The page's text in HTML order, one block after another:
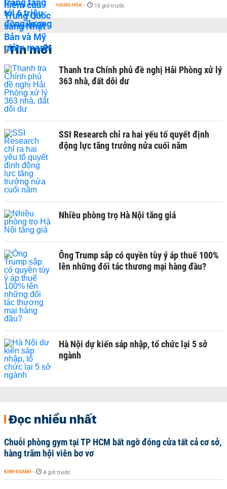
HÀNG HÓA - 15 giờ trước
Tin mới
Thanh tra Chính phủ đề nghị Hải Phòng xử lý
363 nhà, đất dôi dư
SSI Research chỉ ra hai yếu tố quyết định
động lực tăng trưởng nửa cuối năm
Nhiều phòng trọ Hà Nội tăng giá
Ông Trump sắp có quyền tùy ý áp thuế 100%
lên những đối tác thương mại hàng đầu?
Hà Nội dự kiến sáp nhập, tổ chức lại 5 sở
ngành
Đọc nhiều nhất
Chuỗi phòng gym tại TP HCM bất ngờ đóng cửa tất cả cơ sở,
hàng trăm hội viên bơ vơ
KINH DOANH - 4 giờ trước